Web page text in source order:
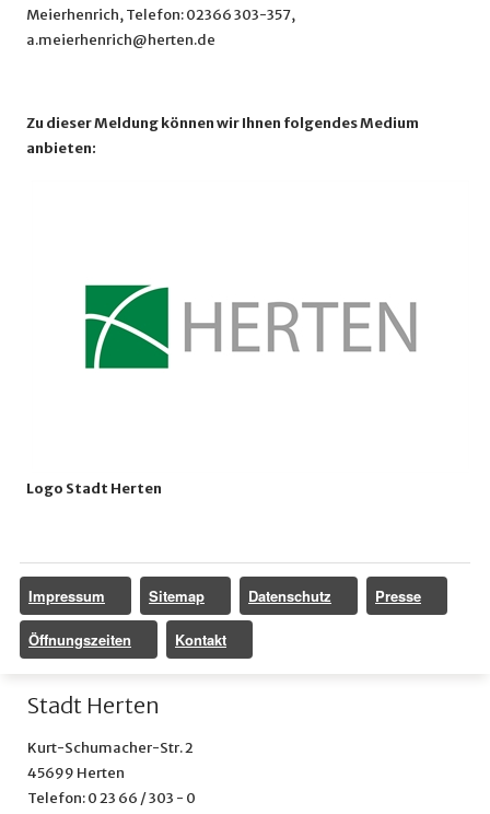
Meierhenrich, Telefon: 02366 303-357,
a.meierhenrich@herten.de
Zu dieser Meldung können wir Ihnen folgendes Medium
anbieten:
Logo Stadt Herten
Impressum Sitemap Datenschutz Presse
Öffnungszeiten Kontakt
Stadt Herten
Kurt-Schumacher-Str. 2
45699 Herten
Telefon: 0 23 66 / 303 - 0